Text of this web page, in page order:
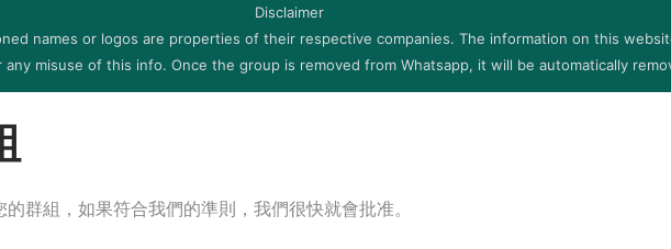
Disclaimer
names or logos are properties of their respective companies. The information on this
misuse of this info. Once the group is removed from Whatsapp, it will be automatically
群組，如果符合我們的準則，我們很快就會批准。